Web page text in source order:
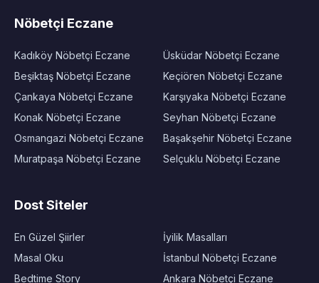
Nöbetçi Eczane
Kadıköy Nöbetçi Eczane
Beşiktaş Nöbetçi Eczane
Çankaya Nöbetçi Eczane
Konak Nöbetçi Eczane
Osmangazi Nöbetçi Eczane
Muratpaşa Nöbetçi Eczane
Üsküdar Nöbetçi Eczane
Keçiören Nöbetçi Eczane
Karşıyaka Nöbetçi Eczane
Seyhan Nöbetçi Eczane
Başakşehir Nöbetçi Eczane
Selçuklu Nöbetçi Eczane
Dost Siteler
En Güzel Şiirler
Masal Oku
Bedtime Story
İyilik Masalları
İstanbul Nöbetçi Eczane
Ankara Nöbetçi Eczane